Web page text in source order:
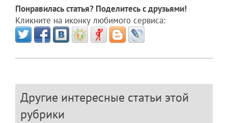
Понравилась статья? Поделитесь с друзьями!
Кликните на иконку любимого сервиса:
Другие интересные статьи этой
рубрики